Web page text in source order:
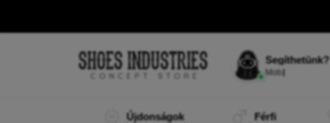
Segíthetünk?
Mobi vagyok, a te
MI-segítőd.
Újdonságok Férfi